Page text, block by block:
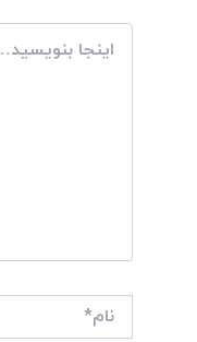
اینجا
بنویسید…
نام*